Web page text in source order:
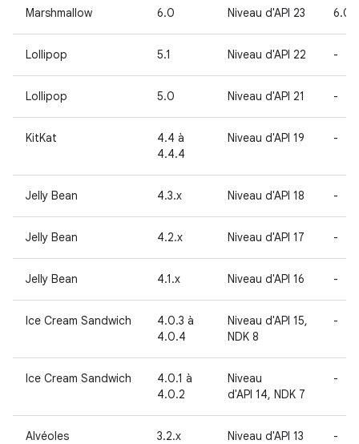
Marshmallow 6.0 Niveau d'API 23 6.0
Lollipop 5.1 Niveau d'API 22 -
Lollipop 5.0 Niveau d'API 21 -
KitKat
4.4 à
4.4.4
Niveau d'API 19 -
Jelly Bean 4.3.x Niveau d'API 18 -
Jelly Bean 4.2.x Niveau d'API 17 -
Jelly Bean 4.1.x Niveau d'API 16 -
Ice Cream Sandwich
4.0.3 à
4.0.4
Niveau d'API 15,
NDK 8
-
Ice Cream Sandwich
4.0.1 à
4.0.2
Niveau
d'API 14, NDK 7
-
Alvéoles 3.2.x Niveau d'API 13 -